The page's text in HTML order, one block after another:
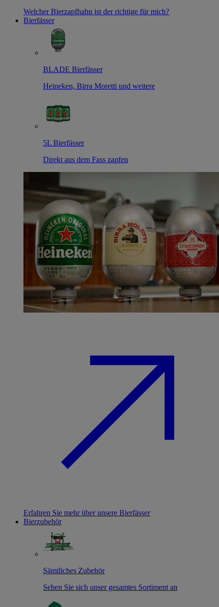
Welcher Bierzapfhahn ist der richtige für mich?
Bierfässer
BLADE Bierfässer
Heineken, Birra Moretti und weitere
5L Bierfässer
Direkt aus dem Fass zapfen
Erfahren Sie mehr über unsere Bierfässer
Bierzubehör
Sämtliches Zubehör
Sehen Sie sich unser gesamtes Sortiment an